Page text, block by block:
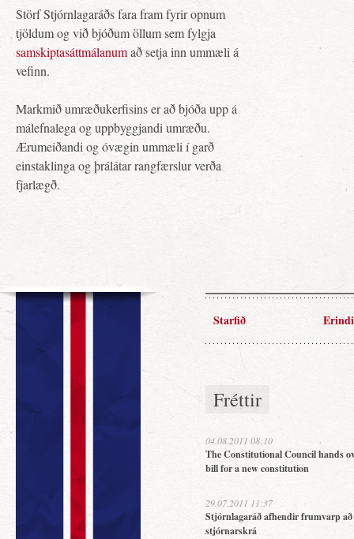
Störf Stjórnlagaráðs fara fram fyrir opnum
tjöldum og við bjóðum öllum sem fylgja
samskiptasáttmálanumað setja inn ummæli á
vefinn.
Markmið umræðukerfisins er að bjóða upp á
málefnalega og uppbyggjandi umræðu.
Ærumeiðandi og óvægin ummæli í garð
einstaklinga og þrálátar rangfærslur verða
fjarlægð.
Starfið Erindi
Fréttir
04.08.2011 08:10
The Constitutional Council hands
bill for a new constitution
29.07.2011 11:37
Stjórnlagaráð afhendir frumvarp
stjórnarskrá